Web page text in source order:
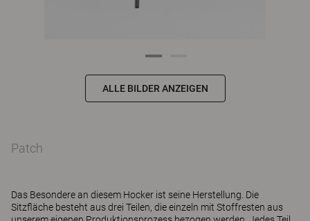
ALLE BILDER ANZEIGEN
Patch
Das Besondere an diesem Hocker ist seine Herstellung. Die
Sitzfläche besteht aus drei Teilen, die einzeln mit Stoffresten aus